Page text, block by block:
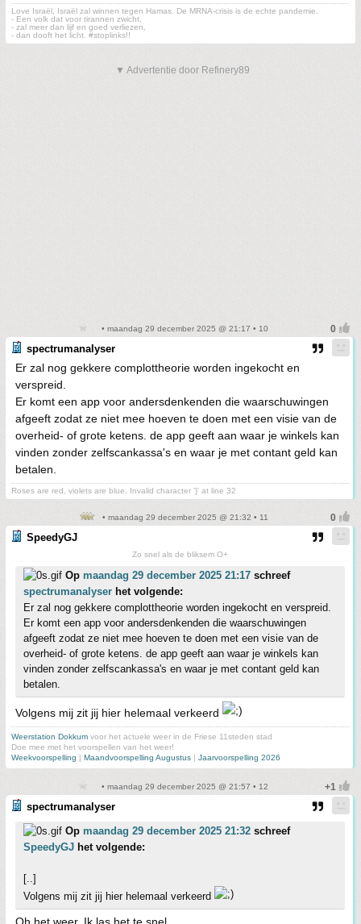
Love Israël, Israël zal winnen tegen Hamas. De MRNA-crisis is de echte pandemie.
- Een volk dat voor tirannen zwicht,
- zal meer dan lijf en goed verliezen,
- dan dooft het licht. #stoplinks!!
▼ Advertentie door Refinery89
• maandag 29 december 2025 @ 21:17 • 10
spectrumanalyser
Er zal nog gekkere complottheorie worden ingekocht en
verspreid.
Er komt een app voor andersdenkenden die waarschuwingen
afgeeft zodat ze niet mee hoeven te doen met een visie van de
overheid- of grote ketens. de app geeft aan waar je winkels kan
vinden zonder zelfscankassa's en waar je met contant geld kan
betalen.
Roses are red, violets are blue. Invalid character '}' at line 32
• maandag 29 december 2025 @ 21:32 • 11
SpeedyGJ
Zo snel als de bliksem O+
Op maandag 29 december 2025 21:17 schreef
spectrumanalyser het volgende:
Er zal nog gekkere complottheorie worden ingekocht en verspreid.
Er komt een app voor andersdenkenden die waarschuwingen
afgeeft zodat ze niet mee hoeven te doen met een visie van de
overheid- of grote ketens. de app geeft aan waar je winkels kan
vinden zonder zelfscankassa's en waar je met contant geld kan
betalen.
Volgens mij zit jij hier helemaal verkeerd
Weerstation Dokkum voor het actuele weer in de Friese 11steden stad
Doe mee met het voorspellen van het weer!
Weekvoorspelling | Maandvoorspelling Augustus | Jaarvoorspelling 2026
• maandag 29 december 2025 @ 21:57 • 12
spectrumanalyser
Op maandag 29 december 2025 21:32 schreef
SpeedyGJ het volgende:
[..]
Volgens mij zit jij hier helemaal verkeerd